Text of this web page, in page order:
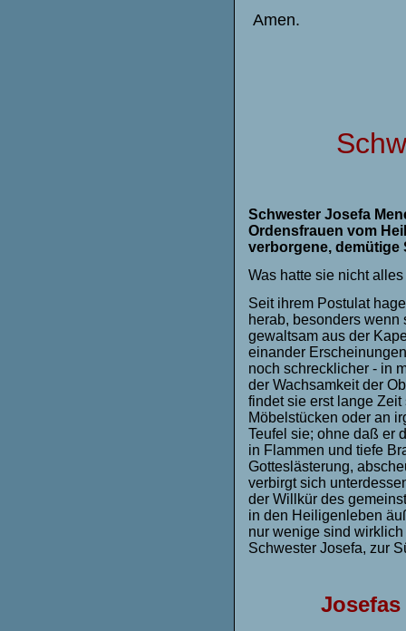
Amen.
Schwester Josefa
Ordensfrauen vom
verborgene, demütige
Was hatte sie nicht
Seit ihrem Postulat
herab, besonders
gewaltsam aus der
einander
noch schrecklicher - in
der Wachsamkeit der
findet sie erst lange
Möbelstücken oder an
Teufel sie; ohne daß er
in Flammen und tiefe
Gotteslästerung,
verbirgt sich
der Willkür des
in den Heiligenleben
nur wenige sind
Schwester Josefa, zur